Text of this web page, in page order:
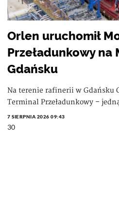
Orlen uruchomił
Przeładunkowy
Gdańsku
Na terenie rafinerii w Gdańsku
Terminal Przeładunkowy –
7 SIERPNIA 2026 09:43
30